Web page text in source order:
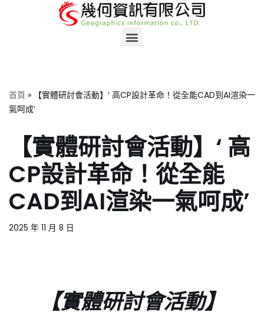
首頁 »
【實體研討會活動】‘ 高CP設計革命！從全能CAD到AI渲染一
氣呵成’
【實體研討會活動】‘ 高
CP設計革命！從全能
CAD到AI渲染一氣呵成’
2025 年 11 月 8 日
【實體研討會活動】